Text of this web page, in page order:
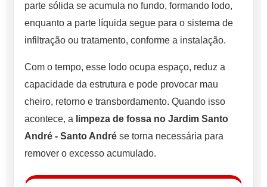
parte sólida se acumula no fundo, formando lodo,
enquanto a parte líquida segue para o sistema de
infiltração ou tratamento, conforme a instalação.
Com o tempo, esse lodo ocupa espaço, reduz a
capacidade da estrutura e pode provocar mau
cheiro, retorno e transbordamento. Quando isso
acontece, a limpeza de fossa no Jardim Santo
André - Santo André se torna necessária para
remover o excesso acumulado.